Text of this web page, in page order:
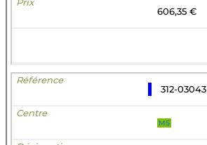
606,35 €
312-03043
MS